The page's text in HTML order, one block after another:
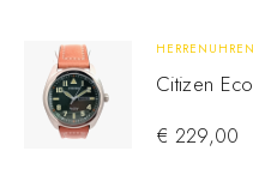
HERRENUHREN
Citizen
€ 229,00